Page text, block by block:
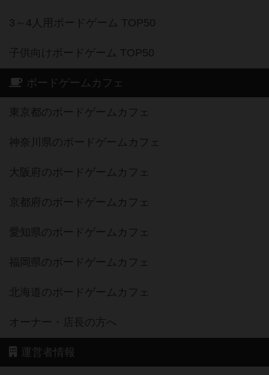
3～4人用ボードゲーム TOP50
子供向けボードゲーム TOP50
ボードゲームカフェ
東京都のボードゲームカフェ
神奈川県のボードゲームカフェ
大阪府のボードゲームカフェ
京都府のボードゲームカフェ
愛知県のボードゲームカフェ
福岡県のボードゲームカフェ
北海道のボードゲームカフェ
オーナー・店長の方へ
運営者情報